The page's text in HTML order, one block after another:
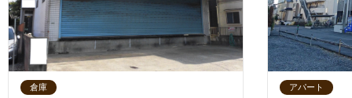
倉庫 アパート